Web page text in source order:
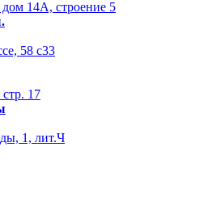
14А, строение 5
58 с33
17
1, лит.Ч